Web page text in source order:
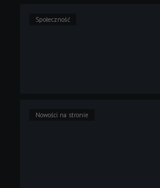
Społeczność
Nowości na stronie